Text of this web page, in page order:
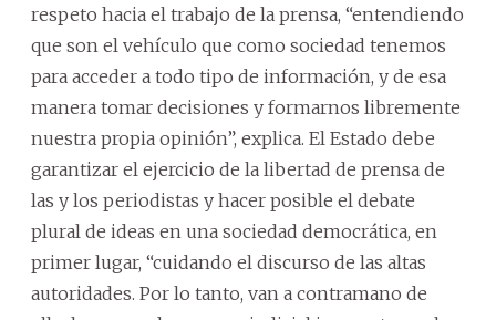
respeto hacia el trabajo de la prensa, “entendiendo
que son el vehículo que como sociedad tenemos
para acceder a todo tipo de información, y de esa
manera tomar decisiones y formarnos libremente
nuestra propia opinión”, explica. El Estado debe
garantizar el ejercicio de la libertad de prensa de
las y los periodistas y hacer posible el debate
plural de ideas en una sociedad democrática, en
primer lugar, “cuidando el discurso de las altas
autoridades. Por lo tanto, van a contramano de